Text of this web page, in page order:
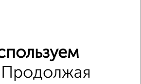
Продолжая